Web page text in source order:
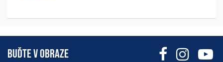
BUĎTE V OBRAZE